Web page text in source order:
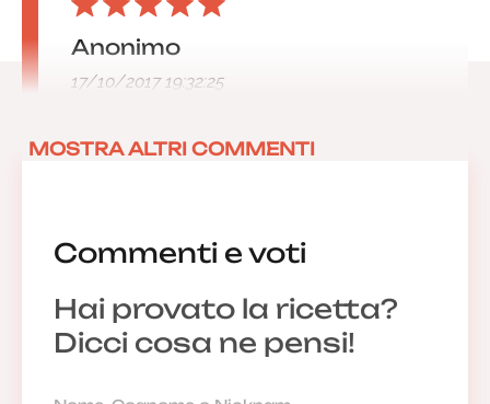
Commenti e voti
Hai provato la ricetta?
Dicci cosa ne pensi!
Anonimo
17/10/2017 19:32:25
MOSTRA ALTRI COMMENTI